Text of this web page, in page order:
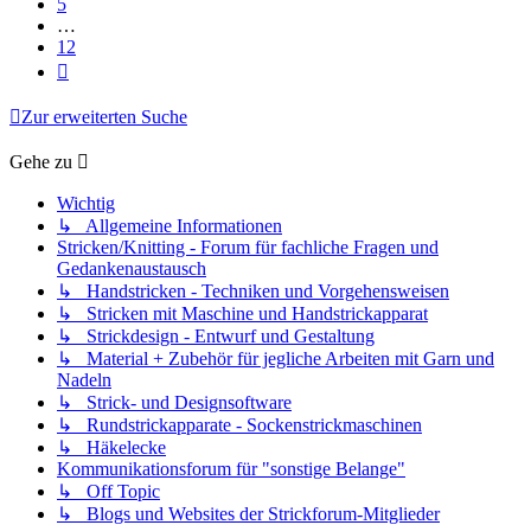
5
…
12
Zur erweiterten Suche
Gehe zu
Wichtig
↳ Allgemeine Informationen
Stricken/Knitting - Forum für fachliche Fragen und
Gedankenaustausch
↳ Handstricken - Techniken und Vorgehensweisen
↳ Stricken mit Maschine und Handstrickapparat
↳ Strickdesign - Entwurf und Gestaltung
↳ Material + Zubehör für jegliche Arbeiten mit Garn und
Nadeln
↳ Strick- und Designsoftware
↳ Rundstrickapparate - Sockenstrickmaschinen
↳ Häkelecke
Kommunikationsforum für "sonstige Belange"
↳ Off Topic
↳ Blogs und Websites der Strickforum-Mitglieder